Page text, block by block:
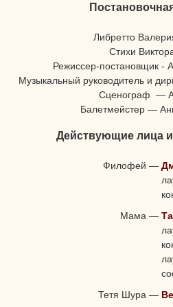
Либретто
Стихи
Режиссер-постановщик -
Музыкальный руководитель и
Сценограф —
Балетмейстер —
Действующие лица
Филофей —
Мама —
Тетя Шура —